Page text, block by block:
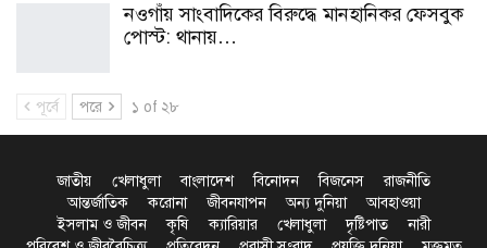
নওগাঁয় সাংবাদিকের বিরুদ্ধে মানহানিকর ফেসবুক
পোস্ট: থানায়…
পূর্বে পরে ১ of ২৮
জাতীয় খেলাধুলা বাংলাদেশ বিনোদন বিজনেস
রাজনীতি
আন্তর্জাতিক
করোনা জীবনযাপন অন্য দুনিয়া
আবহাওয়া
ইসলাম ও জীবন
কৃষি ক্যারিয়ার খেলাধুলা দৃষ্টিপাত
নারী